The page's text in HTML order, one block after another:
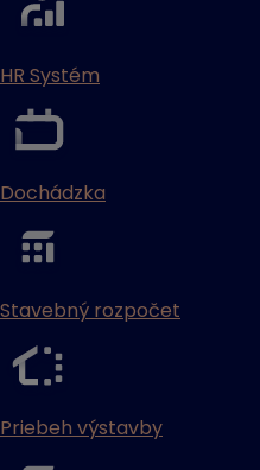
HR Systém
Dochádzka
Stavebný rozpočet
Priebeh výstavby